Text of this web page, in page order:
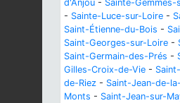
d'Anjou - Sainte-Gemmes-
- Sainte-Luce-sur-Loire -
Saint-Étienne-du-Bois -
Saint-Georges-sur-Loire -
Saint-Germain-des-Prés -
Gilles-Croix-de-Vie -
de-Riez - Saint-Jean-de-
Monts - Saint-Jean-sur-